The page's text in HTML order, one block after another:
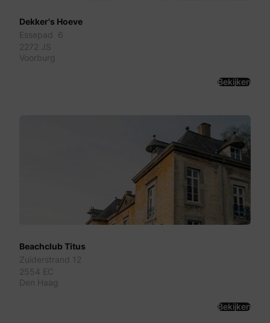
Dekker's Hoeve
Essepad 6
2272 JS
Voorburg
Bekijken
Beachclub Titus
Zuiderstrand 12
2554 EC
Den Haag
Bekijken